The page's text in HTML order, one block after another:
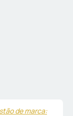
de marca: